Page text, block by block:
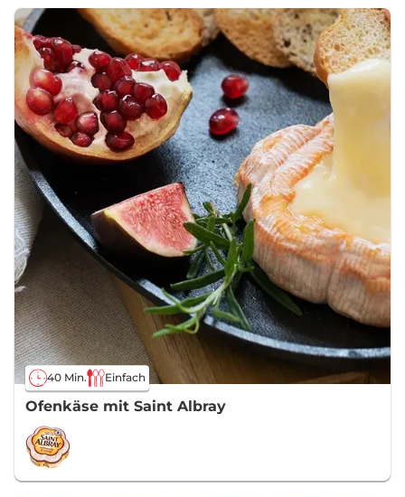
40 Min. Einfach
Ofenkäse mit Saint Albray